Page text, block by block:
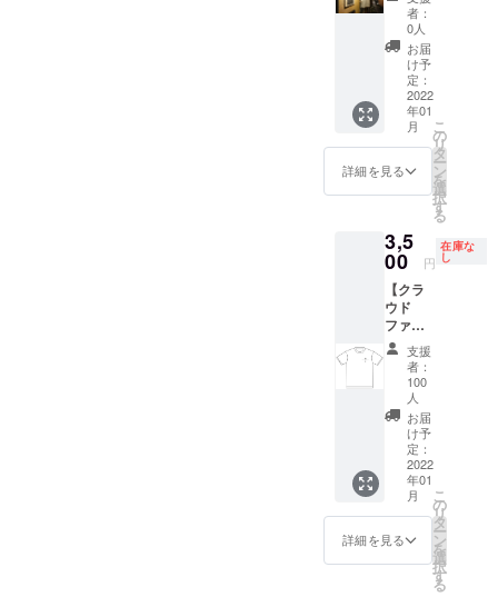
最大10
文字ま
でとさ
せて頂
きま
す。
（対応
できな
い場合
がござ
お持ち
帰り頂
くこと
も可能
です
が、お
持ち帰
り頂い
た時点
でキー
プやそ
の銅鍋
でのご
提供は
終了と
させて
す
メールにてお伺
い致します。15
文字以内）
しゃぶ
しゃぶ
藤を最
大20名
様で貸
切にて
ご堪能
頂ける
プラン
です。
お日に
ちは約
までに
店主と
要相
談。※有
効期限
は2022
年1月〜
2022年
6月末日
までで
す。
（ご購
入の際
に希望
日時の
ある場
合は備
考欄に
者：
0人
お届
け予
定：
2022
年01
月
詳細を見る
こ
の
リ
タ
ー
ン
を
選
択
す
る
3,5
00 円
在庫な
し
【クラ
ウド
ファン
ディン
グ限
定】
しゃぶ
しゃぶ
藤オリ
ジナルT
シャツ
サイズ
はM・
L・LLか
らご選
支援
者：
100
人
お届
け予
定：
2022
年01
月
詳細を見る
こ
の
リ
タ
ー
ン
を
選
択
す
る